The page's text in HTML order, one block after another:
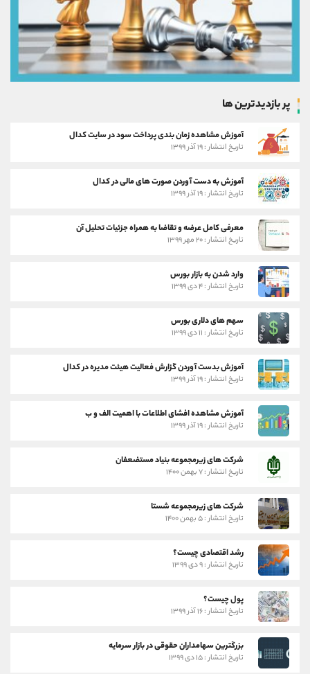
پر بازدیدترین ها
آموزش مشاهده زمان بندی پرداخت سود در سایت کدال
تاریخ انتشار : ۱۹ آذر ۱۳۹۹
آموزش به دست آوردن صورت های مالی در کدال
تاریخ انتشار : ۱۹ آذر ۱۳۹۹
معرفی کامل عرضه و تقاضا به همراه جزئیات تحلیل آن
تاریخ انتشار : ۲۰ مهر ۱۳۹۹
وارد شدن به بازار بورس
تاریخ انتشار : ۴ دی ۱۳۹۹
سهم های دلاری بورس
تاریخ انتشار : ۱۱ دی ۱۳۹۹
آموزش بدست آوردن گزارش فعالیت هیئت مدیره در کدال
تاریخ انتشار : ۱۹ آذر ۱۳۹۹
آموزش مشاهده افشای اطلاعات با اهمیت الف و ب
تاریخ انتشار : ۱۹ آذر ۱۳۹۹
شرکت های زیرمجموعه بنیاد مستضعفان
تاریخ انتشار : ۷ بهمن ۱۴۰۰
شرکت های زیرمجموعه شستا
تاریخ انتشار : ۵ بهمن ۱۴۰۰
رشد اقتصادی چیست؟
تاریخ انتشار : ۹ دی ۱۳۹۹
پول چیست؟
تاریخ انتشار : ۱۶ آذر ۱۳۹۹
بزرگترین سهامداران حقوقی در بازار سرمایه
تاریخ انتشار : ۱۵ دی ۱۳۹۹